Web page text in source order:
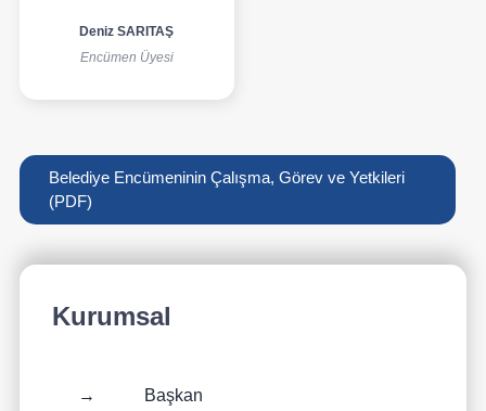
Deniz SARITAŞ
Encümen Üyesi
Belediye Encümeninin Çalışma, Görev ve Yetkileri
(PDF)
Kurumsal
→ Başkan